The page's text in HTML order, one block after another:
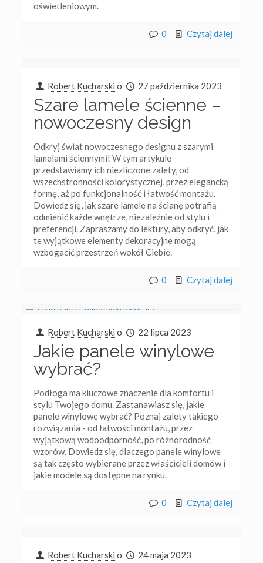
oświetleniowym.
0 Czytaj dalej
Robert Kucharski o 27 października 2023
Szare lamele ścienne –
nowoczesny design
Odkryj świat nowoczesnego designu z szarymi
lamelami ściennymi! W tym artykule
przedstawiamy ich niezliczone zalety, od
wszechstronności kolorystycznej, przez elegancką
formę, aż po funkcjonalność i łatwość montażu.
Dowiedz się, jak szare lamele na ścianę potrafią
odmienić każde wnętrze, niezależnie od stylu i
preferencji. Zapraszamy do lektury, aby odkryć, jak
te wyjątkowe elementy dekoracyjne mogą
wzbogacić przestrzeń wokół Ciebie.
0 Czytaj dalej
Robert Kucharski o 22 lipca 2023
Jakie panele winylowe
wybrać?
Podłoga ma kluczowe znaczenie dla komfortu i
stylu Twojego domu. Zastanawiasz się, jakie
panele winylowe wybrać? Poznaj zalety takiego
rozwiązania - od łatwości montażu, przez
wyjątkową wodoodporność, po różnorodność
wzorów. Dowiedz się, dlaczego panele winylowe
są tak często wybierane przez właścicieli domów i
jakie modele są dostępne na rynku.
0 Czytaj dalej
Robert Kucharski o 24 maja 2023